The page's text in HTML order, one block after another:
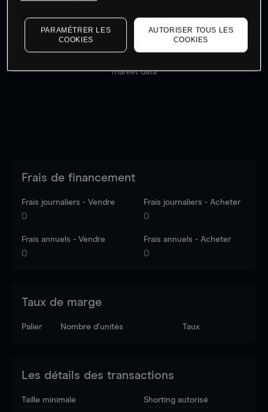
Les prix sont indicatifs. Connectez-vous pour voir les
market data
Frais de financement
Frais journaliers - Vendre
0
Frais journaliers - Acheter
0
Frais annuels - Vendre
0
Frais annuels - Acheter
0
Taux de marge
Palier Nombre d’unités Taux
Les détails des transactions
Taille minimale Shorting autorisé
PARAMÉTRER LES
COOKIES
AUTORISER TOUS LES
COOKIES